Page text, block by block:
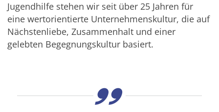
Jugendhilfe stehen wir seit über 25 Jahren für
eine wertorientierte Unternehmenskultur, die auf
Nächstenliebe, Zusammenhalt und einer
gelebten Begegnungskultur basiert.